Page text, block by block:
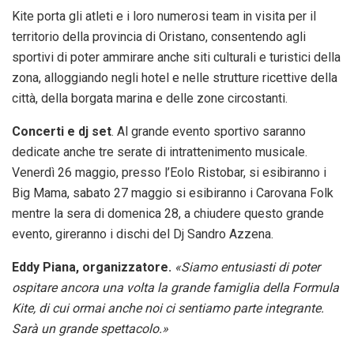
Kite porta gli atleti e i loro numerosi team in visita per il
territorio della provincia di Oristano, consentendo agli
sportivi di poter ammirare anche siti culturali e turistici della
zona, alloggiando negli hotel e nelle strutture ricettive della
città, della borgata marina e delle zone circostanti.
Concerti e dj set. Al grande evento sportivo saranno
dedicate anche tre serate di intrattenimento musicale.
Venerdì 26 maggio, presso l’Eolo Ristobar, si esibiranno i
Big Mama, sabato 27 maggio si esibiranno i Carovana Folk
mentre la sera di domenica 28, a chiudere questo grande
evento, gireranno i dischi del Dj Sandro Azzena.
Eddy Piana, organizzatore. «Siamo entusiasti di poter
ospitare ancora una volta la grande famiglia della Formula
Kite, di cui ormai anche noi ci sentiamo parte integrante.
Sarà un grande spettacolo.»